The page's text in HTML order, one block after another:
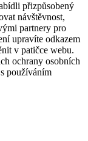
přizpůsobený
návštěvnost,
partnery pro
upravíte odkazem
v patičce webu.
ochrany osobních
používáním